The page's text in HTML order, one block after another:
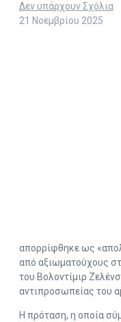
Δεν υπάρχουν Σχόλια
21 Νοεμβρίου 2025
απορρίφθηκε ως
από αξιωματούχους
του Βολοντίμιρ
αντιπροσωπείας του
Η πρόταση, η οποία